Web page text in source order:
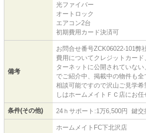
光ファイバー
オートロック
エアコン2台
初期費用カード決済可
備考
お問合せ番号ZCK06022-101弊
費用についてクレジットカー
ターネットに公開されていな
でご紹介中、掲載中の物件も
相談可能ですので沢山ご見学
しはホームメイトＦＣ店にお任
条件(その他) 24ｈサポート:1万6,500円 鍵交
ホームメイトFC下北沢店